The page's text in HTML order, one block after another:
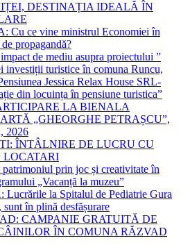
DESTINAȚIA IDEALĂ ÎN
Cu ce vine ministrul Economiei în
propagandă?
de mediu asupra proiectului ”
investiții turistice în comuna Runcu,
Jessica Relax House SRL-
din locuința în pensiune turistica”
LA BIENALA
„GHEORGHE PETRAȘCU”,
2026
ÎNTÂLNIRE DE LUCRU CU
LOCATARI
prin joc și creativitate în
„Vacanță la muzeu”
la Spitalul de Pediatrie Gura
în plină desfășurare
CAMPANIE GRATUITĂ DE
ÎN COMUNA RĂZVAD